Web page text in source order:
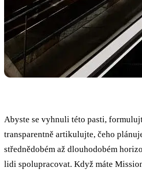
Abyste se vyhnuli této pasti,
transparentně artikulujte, čeho
střednědobém až dlouhodobém
lidi spolupracovat. Když máte